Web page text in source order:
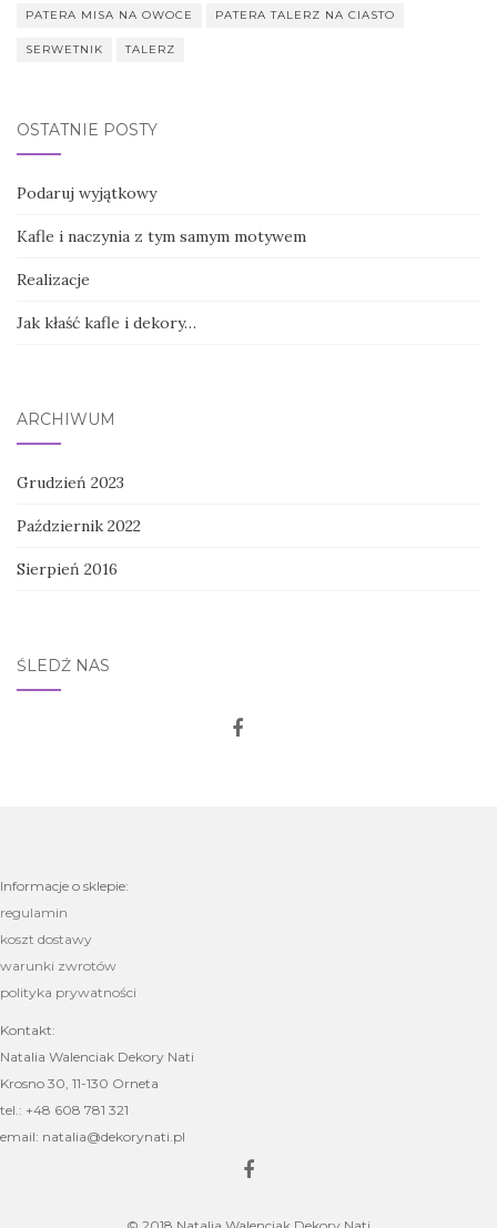
PATERA MISA NA OWOCE PATERA TALERZ NA CIASTO
SERWETNIK TALERZ
OSTATNIE POSTY
Podaruj wyjątkowy
Kafle i naczynia z tym samym motywem
Realizacje
Jak kłaść kafle i dekory…
ARCHIWUM
Grudzień 2023
Październik 2022
Sierpień 2016
ŚLEDŹ NAS
Informacje o sklepie:
regulamin
koszt dostawy
warunki zwrotów
polityka prywatności
Kontakt:
Natalia Walenciak Dekory Nati
Krosno 30, 11-130 Orneta
tel.: +48 608 781 321
email: natalia@dekorynati.pl